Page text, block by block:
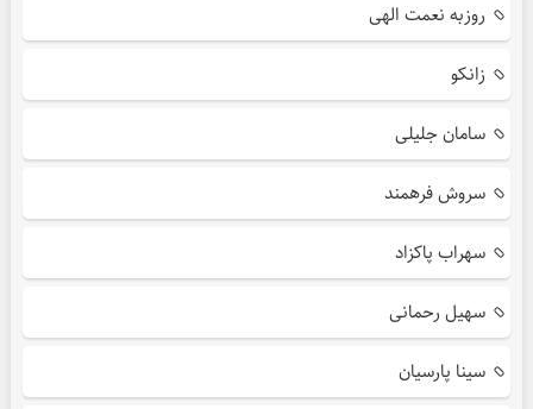
روزبه نعمت الهی
زانکو
سامان جلیلی
سروش فرهمند
سهراب پاکزاد
سهیل رحمانی
سینا پارسیان